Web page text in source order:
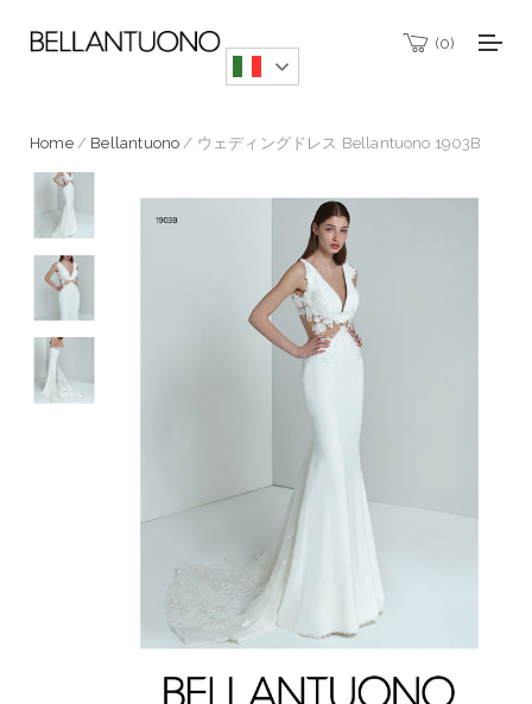
0
Home/ Bellantuono / ウェディングドレス Bellantuono 1903B